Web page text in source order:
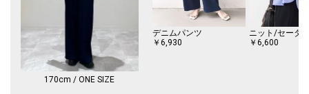
※商品の色味は、物撮りの詳細画像をご参照ください。
※こちらの商品はアウトレットのオリジナルレーベル商品です。
SHIPS OUTLET各店、ECサイトでの取り扱いとなります。
店舗へお問合せの際は、全国のSHIPS OUTLET各店までお願いいたしま
す。
その他のSHIPS各店舗へのお取り寄せ対応は致しかねますので、予めご了
170cm / ONE SIZE
デニムパンツ
￥6,930
ニット/セータ
￥6,600